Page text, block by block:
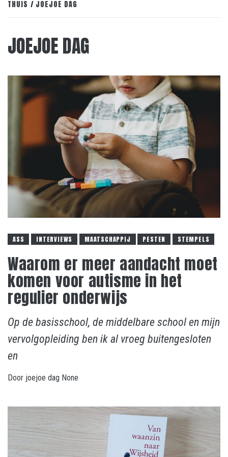
THUIS JOEJOE DAG
JOEJOE DAG
ASS INTERVIEWS MAATSCHAPPIJ PESTEN STEMPELS
Waarom er meer aandacht moet
komen voor autisme in het
regulier onderwijs
Op de basisschool, de middelbare school en mijn
vervolgopleiding ben ik al vroeg buitengesloten
en
Door joejoe dag None